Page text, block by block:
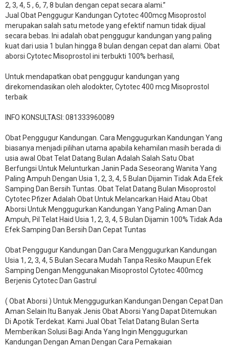
2, 3, 4, 5 , 6, 7, 8 bulan dengan cepat secara alami.”
Jual Obat Penggugur Kandungan Cytotec 400mcg Misoprostol
merupakan salah satu metode yang efektif namun tidak dijual
secara bebas. Ini adalah obat penggugur kandungan yang paling
kuat dari usia 1 bulan hingga 8 bulan dengan cepat dan alami. Obat
aborsi Cytotec Misoprostol ini terbukti 100% berhasil,
Untuk mendapatkan obat penggugur kandungan yang
direkomendasikan oleh alodokter, Cytotec 400 mcg Misoprostol
terbaik
INFO KONSULTASI: 081333960089
​Obat Penggugur Kandungan. Cara Menggugurkan Kandungan Yang
biasanya menjadi pilihan utama apabila kehamilan masih berada di
usia awal Obat Telat Datang Bulan Adalah Salah Satu Obat
Berfungsi Untuk Melunturkan Janin Pada Seseorang Wanita Yang
Paling Ampuh Dengan Usia 1, 2, 3, 4, 5 Bulan Dijamin Tidak Ada Efek
Samping Dan Bersih Tuntas. Obat Telat Datang Bulan Misoprostol
Cytotec Pfizer Adalah Obat Untuk Melancarkan Haid Atau Obat
Aborsi Untuk Menggugurkan Kandungan Yang Paling Aman Dan
Ampuh, Pil Telat Haid Usia 1, 2, 3, 4, 5 Bulan Dijamin 100% Tidak Ada
Efek Samping Dan Bersih Dan Cepat Tuntas
Obat Penggugur Kandungan Dan Cara Menggugurkan Kandungan
Usia 1, 2, 3, 4, 5 Bulan Secara Mudah Tanpa Resiko Maupun Efek
Samping Dengan Menggunakan Misoprostol Cytotec 400mcg
Berjenis Cytotec Dan Gastrul
( Obat Aborsi ) Untuk Menggugurkan Kandungan Dengan Cepat Dan
Aman Selain Itu Banyak Jenis Obat Aborsi Yang Dapat Ditemukan
Di Apotik Terdekat. Kami Jual Obat Telat Datang Bulan Serta
Memberikan Solusi Bagi Anda Yang Ingin Menggugurkan
Kandungan Dengan Aman Dengan Cara Pemakaian